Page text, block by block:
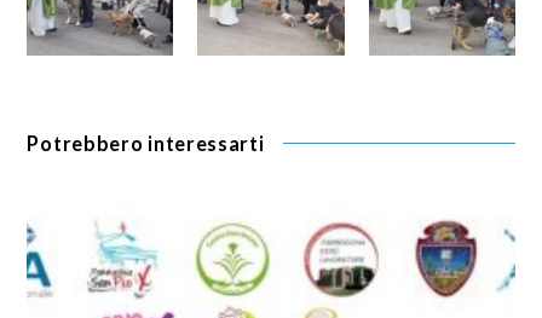
Potrebbero interessarti